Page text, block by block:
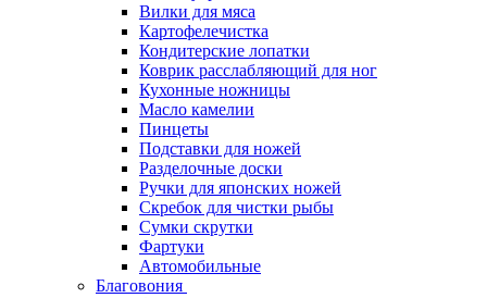
Вилки для мяса
Картофелечистка
Кондитерские лопатки
Коврик расслабляющий для ног
Кухонные ножницы
Масло камелии
Пинцеты
Подставки для ножей
Разделочные доски
Ручки для японских ножей
Скребок для чистки рыбы
Сумки скрутки
Фартуки
Автомобильные
Благовония